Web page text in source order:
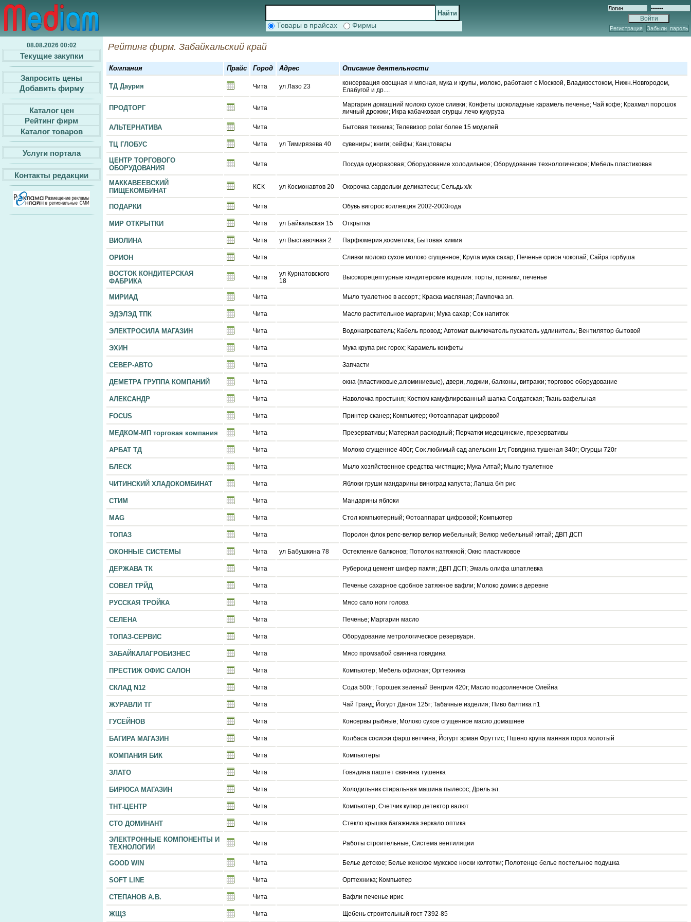
Товары в прайсах Фирмы Регистрация Забыли_пароль
08.08.2026 00:02
Текущие закупки
Запросить цены
Добавить фирму
Каталог цен
Рейтинг фирм
Каталог товаров
Услуги портала
Контакты редакции
Рейтинг фирм. Забайкальский край
Компания Прайс Город Адрес Описание деятельности
ТД Даурия Чита ул Лазо 23
консервация овощная и мясная, мука и крупы, молоко, работают с Москвой, Владивостоком, Нижн.Новгородом,
Елабугой и др....
ПРОДТОРГ Чита
Маргарин домашний молоко сухое сливки; Конфеты шоколадные карамель печенье; Чай кофе; Крахмал порошок
яичный дрожжи; Икра кабачковая огурцы лечо кукуруза
АЛЬТЕРНАТИВА Чита Бытовая техника; Телевизор polar более 15 моделей
ТЦ ГЛОБУС Чита ул Тимирязева 40 сувениры; книги; сейфы; Канцтовары
ЦЕНТР ТОРГОВОГО
ОБОРУДОВАНИЯ
Чита Посуда одноразовая; Оборудование холодильное; Оборудование технологическое; Мебель пластиковая
МАККАВЕЕВСКИЙ
ПИЩЕКОМБИНАТ
КСК ул Космонавтов 20 Окорочка сардельки деликатесы; Сельдь х/к
ПОДАРКИ Чита Обувь вигорос коллекция 2002-2003года
МИР ОТКРЫТКИ Чита ул Байкальская 15 Открытка
ВИОЛИНА Чита ул Выставочная 2 Парфюмерия,косметика; Бытовая химия
ОРИОН Чита Сливки молоко сухое молоко сгущенное; Крупа мука сахар; Печенье орион чокопай; Сайра горбуша
ВОСТОК КОНДИТЕРСКАЯ
ФАБРИКА
Чита
ул Курнатовского
18
Высокорецептурные кондитерские изделия: торты, пряники, печенье
МИРИАД Чита Мыло туалетное в ассорт.; Краска масляная; Лампочка эл.
ЭДЭЛЭД ТПК Чита Масло растительное маргарин; Мука сахар; Сок напиток
ЭЛЕКТРОСИЛА МАГАЗИН Чита Водонагреватель; Кабель провод; Автомат выключатель пускатель удлинитель; Вентилятор бытовой
ЭХИН Чита Мука крупа рис горох; Карамель конфеты
СЕВЕР-АВТО Чита Запчасти
ДЕМЕТРА ГРУППА КОМПАНИЙ Чита окна (пластиковые,алюминиевые), двери, лоджии, балконы, витражи; торговое оборудование
АЛЕКСАНДР Чита Наволочка простыня; Костюм камуфлированный шапка Солдатская; Ткань вафельная
FOCUS Чита Принтер сканер; Компьютер; Фотоаппарат цифровой
МЕДКОМ-МП торговая компания Чита Презервативы; Материал расходный; Перчатки медецинские, презервативы
АРБАТ ТД Чита Молоко сгущенное 400г; Сок любимый сад апельсин 1л; Говядина тушеная 340г; Огурцы 720г
БЛЕСК Чита Мыло хозяйственное средства чистящие; Мука Алтай; Мыло туалетное
ЧИТИНСКИЙ ХЛАДОКОМБИНАТ Чита Яблоки груши мандарины виноград капуста; Лапша б/п рис
СТИМ Чита Мандарины яблоки
MAG Чита Стол компьютерный; Фотоаппарат цифровой; Компьютер
ТОПАЗ Чита Поролон флок репс-велюр велюр мебельный; Велюр мебельный китай; ДВП ДСП
ОКОННЫЕ СИСТЕМЫ Чита ул Бабушкина 78 Остекление балконов; Потолок натяжной; Окно пластиковое
ДЕРЖАВА ТК Чита Рубероид цемент шифер пакля; ДВП ДСП; Эмаль олифа шпатлевка
СОВЕЛ ТРЙД Чита Печенье сахарное сдобное затяжное вафли; Молоко домик в деревне
РУССКАЯ ТРОЙКА Чита Мясо сало ноги голова
СЕЛЕНА Чита Печенье; Маргарин масло
ТОПАЗ-СЕРВИС Чита Оборудование метрологическое резервуарн.
ЗАБАЙКАЛАГРОБИЗНЕС Чита Мясо промзабой свинина говядина
ПРЕСТИЖ ОФИС САЛОН Чита Компьютер; Мебель офисная; Оргтехника
СКЛАД N12 Чита Сода 500г; Горошек зеленый Венгрия 420г; Масло подсолнечное Олейна
ЖУРАВЛИ ТГ Чита Чай Гранд; Йогурт Данон 125г; Табачные изделия; Пиво балтика n1
ГУСЕЙНОВ Чита Консервы рыбные; Молоко сухое сгущенное масло домашнее
БАГИРА МАГАЗИН Чита Колбаса сосиски фарш ветчина; Йогурт эрман Фруттис; Пшено крупа манная горох молотый
КОМПАНИЯ БИК Чита Компьютеры
ЗЛАТО Чита Говядина паштет свинина тушенка
БИРЮСА МАГАЗИН Чита Холодильник стиральная машина пылесос; Дрель эл.
ТНТ-ЦЕНТР Чита Компьютер; Счетчик купюр детектор валют
СТО ДОМИНАНТ Чита Стекло крышка багажника зеркало оптика
ЭЛЕКТРОННЫЕ КОМПОНЕНТЫ И
ТЕХНОЛОГИИ
Чита Работы строительные; Система вентиляции
GOOD WIN Чита Белье детское; Белье женское мужское носки колготки; Полотенце белье постельное подушка
SOFT LINE Чита Оргтехника; Компьютер
СТЕПАНОВ А.В. Чита Вафли печенье ирис
ЖЩЗ Чита Щебень строительный гост 7392-85